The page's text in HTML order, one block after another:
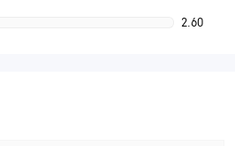
2.60